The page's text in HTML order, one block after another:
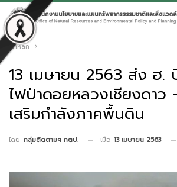
หน้าหลัก
13 เมษายน 2563 ส่ง ฮ.
ไฟป่าดอยหลวงเชียงดาว
เสริมกำลังภาคพื้นดิน
โดย กลุ่มติดตามฯ กตป. เมื่อ 13 เมษายน 2563